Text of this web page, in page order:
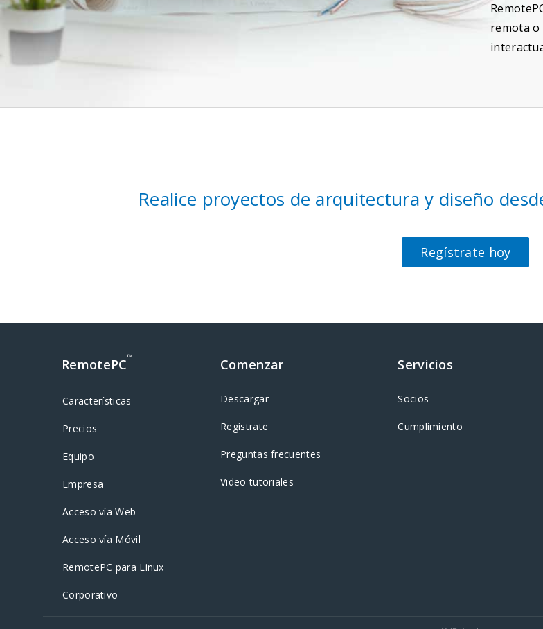
remota o
Realice proyectos de arquitectura y diseño
Regístrate hoy
RemotePC™
Características
Precios
Equipo
Empresa
Acceso vía Web
Acceso vía Móvil
RemotePC para Linux
Corporativo
Comenzar
Descargar
Regístrate
Preguntas frecuentes
Video tutoriales
Servicios
Socios
Cumplimiento